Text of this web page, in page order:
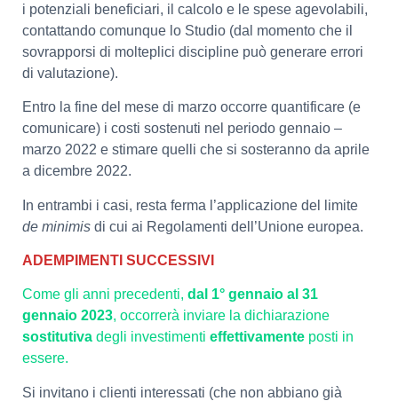
i potenziali beneficiari, il calcolo e le spese agevolabili,
contattando comunque lo Studio (dal momento che il
sovrapporsi di molteplici discipline può generare errori
di valutazione).
Entro la fine del mese di marzo occorre quantificare (e
comunicare) i costi sostenuti nel periodo gennaio –
marzo 2022 e stimare quelli che si sosteranno da aprile
a dicembre 2022.
In entrambi i casi, resta ferma l’applicazione del limite
de minimis di cui ai Regolamenti dell’Unione europea.
ADEMPIMENTI SUCCESSIVI
Come gli anni precedenti, dal 1° gennaio al 31
gennaio 2023, occorrerà inviare la dichiarazione
sostitutiva degli investimenti effettivamente posti in
essere.
Si invitano i clienti interessati (che non abbiano già